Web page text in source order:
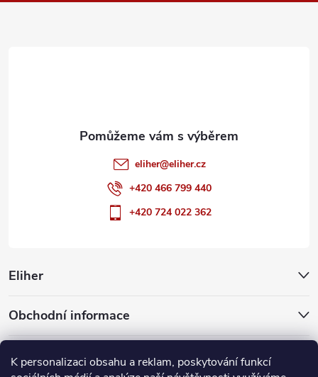
K personalizaci obsahu a reklam, poskytování funkcí
Eliher
Obchodní informace
Partnerské weby
eliher@eliher.cz
+420 466 799 440
+420 724 022 362